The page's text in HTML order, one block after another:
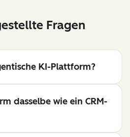
Fragen
KI-Plattform?
dasselbe wie ein CRM-